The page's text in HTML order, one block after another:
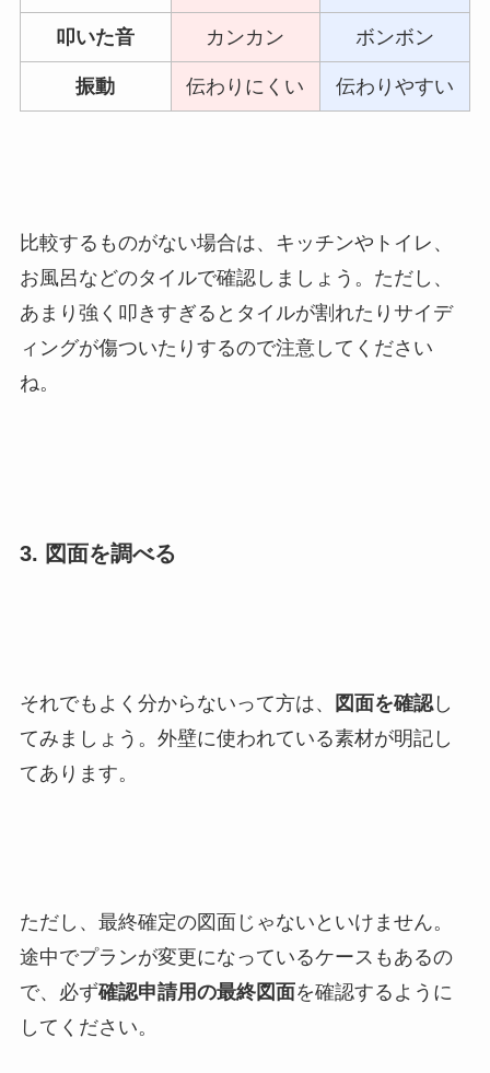
叩いた音 カンカン ボンボン
振動 伝わりにくい 伝わりやすい
比較するものがない場合は、キッチンやトイレ、
お風呂などのタイルで確認しましょう。 ただし、
あまり強く叩きすぎるとタイルが割れたりサイデ
ィングが傷ついたりするので注意してください
ね。
3. 図面を調べる
それでもよく分からないって方は、 図面を確認し
てみましょう。外壁に使われている素材が明記し
てあります。
ただし、最終確定の図面じゃないといけません。
途中でプランが変更になっているケースもあるの
で、必ず確認申請用の最終図面を確認するように
してください。